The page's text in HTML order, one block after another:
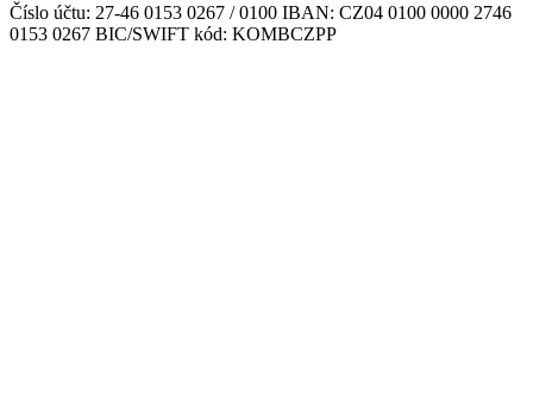
Číslo účtu: 27-46 0153 0267 / 0100 IBAN: CZ04 0100 0000 2746
0153 0267 BIC/SWIFT kód: KOMBCZPP